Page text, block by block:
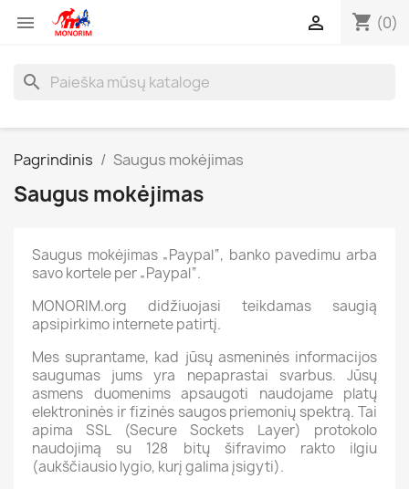
 shopping_cart (0)

search
Pagrindinis Saugus mokėjimas
Saugus mokėjimas
Saugus mokėjimas „Paypal“, banko pavedimu arba
savo kortele per „Paypal“.
MONORIM.org didžiuojasi teikdamas saugią
apsipirkimo internete patirtį.
Mes suprantame, kad jūsų asmeninės informacijos
saugumas jums yra nepaprastai svarbus. Jūsų
asmens duomenims apsaugoti naudojame platų
elektroninės ir fizinės saugos priemonių spektrą. Tai
apima SSL (Secure Sockets Layer) protokolo
naudojimą su 128 bitų šifravimo rakto ilgiu
(aukščiausio lygio, kurį galima įsigyti).